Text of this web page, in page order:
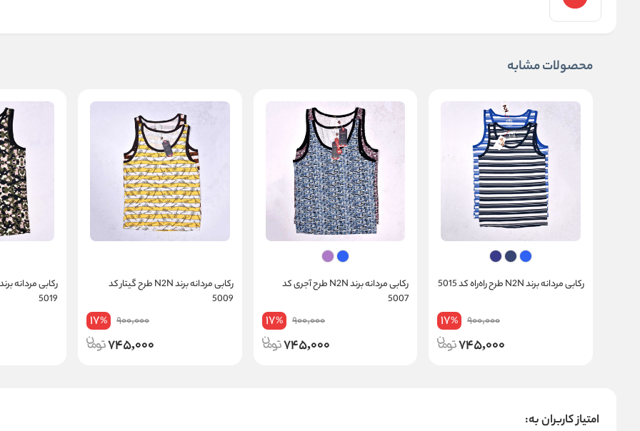
محصولات مشابه
رکابی مردانه برند N2N طرح راه‌راه کد 5015
900,000
17%
745,000
رکابی مردانه برند N2N طرح آجری کد
5007
900,000
17%
745,000
رکابی مردانه برند N2N طرح گیتار کد
5009
900,000
17%
745,000
5019
امتیاز کاربران به: